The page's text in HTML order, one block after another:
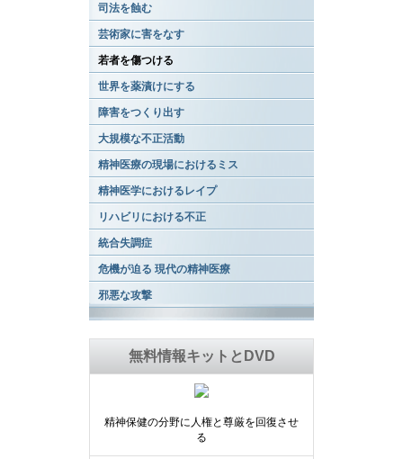
司法を蝕む
芸術家に害をなす
若者を傷つける
世界を薬漬けにする
障害をつくり出す
大規模な不正活動
精神医療の現場におけるミス
精神医学におけるレイプ
リハビリにおける不正
統合失調症
危機が迫る 現代の精神医療
邪悪な攻撃
無料情報キットとDVD
精神保健の分野に人権と尊厳を回復させ
る